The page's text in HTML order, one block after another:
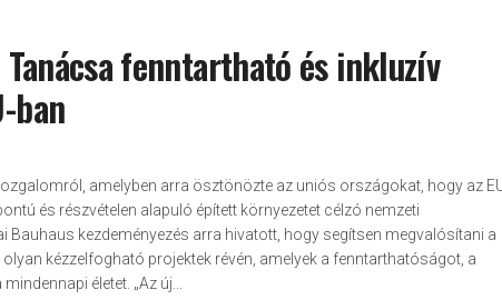
fenntartható és inkluzív
ban
amelyben arra ösztönözte az uniós országokat, hogy az
és részvételen alapuló épített környezetet célzó nemzeti
kezdeményezés arra hivatott, hogy segítsen megvalósítani a
kézzelfogható projektek révén, amelyek a fenntarthatóságot, a
életet. „Az új...